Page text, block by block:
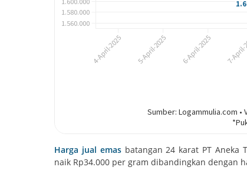
Harga jual emasbatangan 24 karat PT Aneka
naik Rp34.000 per gram dibandingkan dengan